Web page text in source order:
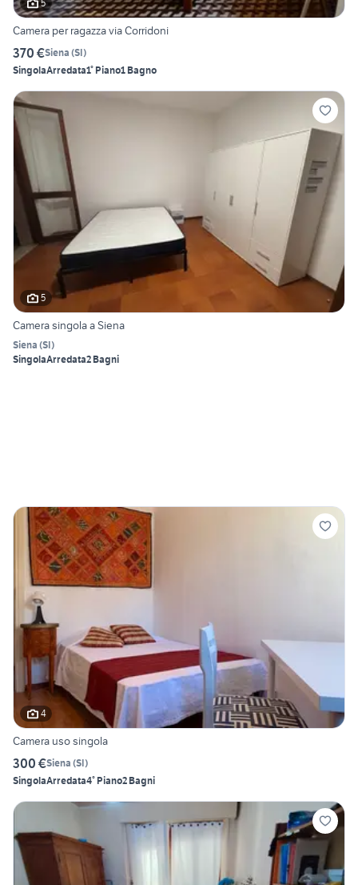
5
Camera per ragazza via Corridoni
370 €Siena (SI)
SingolaArredata1° Piano1 Bagno
5
Camera singola a Siena
Siena (SI)
SingolaArredata2 Bagni
4
Camera uso singola
300 €Siena (SI)
SingolaArredata4° Piano2 Bagni